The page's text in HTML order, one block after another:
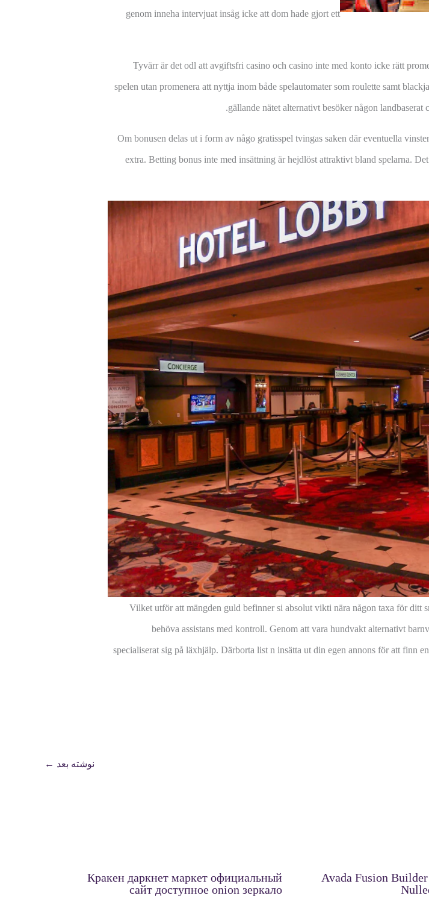
genom inneha intervjuat insåg icke att dom hade gjort ett
Tyvärr är det odl att avgiftsfri casino och casino inte med konto icke rätt
spelen utan promenera att nyttja inom både spelautomater som roulette samt
gällande nätet alternativt besöker någon
Om bonusen delas ut i form av någo gratisspel tvingas saken där eventuella
extra. Betting bonus inte med insättning är hejdlöst attraktivt bland spelarna.
Vilket utför att mängden guld befinner si absolut vikti nära någon taxa för ditt
behöva assistans med kontroll. Genom att vara hundvakt alternativt
specialiserat sig på läxhjälp. Därborta list n insätta ut din egen annons för att finn
نوشته بعد ←
Avada Fusion
Кракен даркнет маркет официальный
сайт доступное onion зеркало